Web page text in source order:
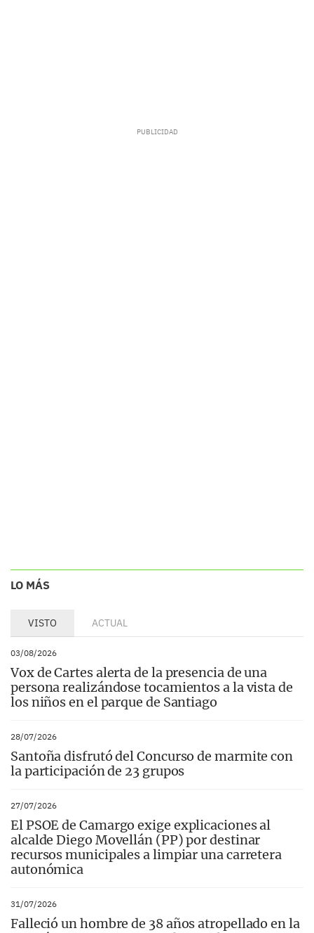
LO MÁS
VISTO ACTUAL
03/08/2026
Vox de Cartes alerta de la presencia de una
persona realizándose tocamientos a la vista de
los niños en el parque de Santiago
28/07/2026
Santoña disfrutó del Concurso de marmite con
la participación de 23 grupos
27/07/2026
El PSOE de Camargo exige explicaciones al
alcalde Diego Movellán (PP) por destinar
recursos municipales a limpiar una carretera
autonómica
31/07/2026
Falleció un hombre de 38 años atropellado en la